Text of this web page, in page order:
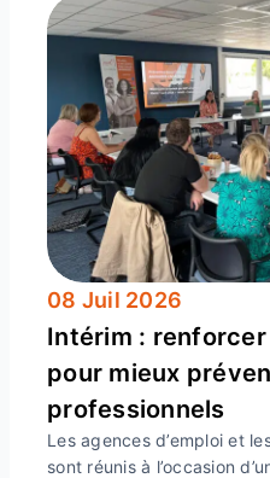
08 Juil 2026
Intérim :
pour mieux
professionnels
Les agences d’emploi et
sont réunis à l’occasion